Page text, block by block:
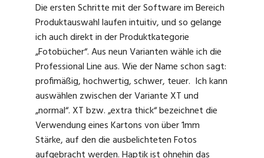
Die ersten Schritte mit der Software im Bereich
Produktauswahl laufen intuitiv, und so gelange
ich auch direkt in der Produktkategorie
„Fotobücher“. Aus neun Varianten wähle ich die
Professional Line aus. Wie der Name schon sagt:
profimäßig, hochwertig, schwer, teuer. Ich kann
auswählen zwischen der Variante XT und
„normal“. XT bzw. „extra thick“ bezeichnet die
Verwendung eines Kartons von über 1mm
Stärke, auf den die ausbelichteten Fotos